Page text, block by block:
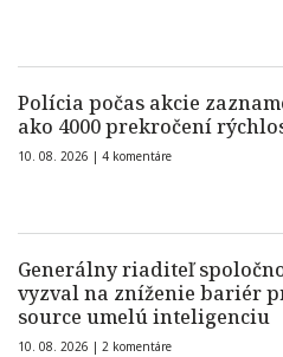
Polícia počas akcie
ako 4000 prekročení
10. 08. 2026 | 4 komentáre
Generálny riaditeľ
vyzval na zníženie bariér
source umelú inteligenciu
10. 08. 2026 | 2 komentáre